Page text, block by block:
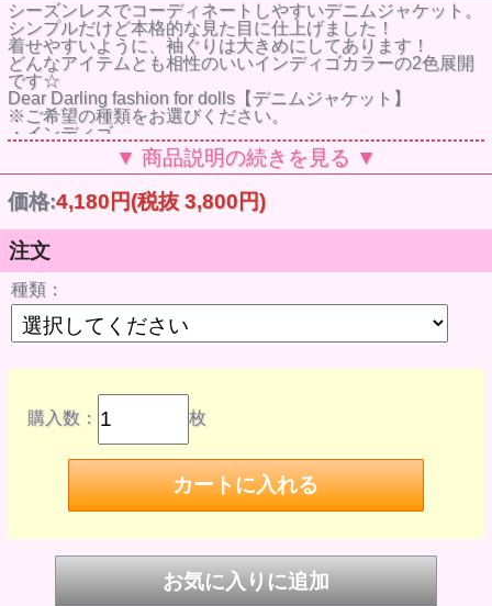
シーズンレスでコーディネートしやすいデニムジャケット。
シンプルだけど本格的な見た目に仕上げました！
着せやすいように、袖ぐりは大きめにしてあります！
どんなアイテムとも相性のいいインディゴカラーの2色展開
です☆
Dear Darling fashion for dolls【デニムジャケット】
※ご希望の種類をお選びください。
・インディゴ
・ライトインディゴ
22cmドールサイズ
価格：4,180円 (税抜価格3,800円)
※ドール本体、上記商品以外の小物は付属しません。
●デザイン性を重視して作られており、ドール本体に色移行
する恐れがあります。
遊んだあとは必ず脱がせて保管するなど、長時間ドールに着
せたままにするのはお避けください。
ドールに色移行した際の責任は負いかねます。なお、右記の
理由による返品・交換はできませんのでご了承ください。
●洗濯はできません。
▼ 商品説明の続きを見る ▼
価格:4,180円(税抜 3,800円)
注文
種類：
購入数： 枚